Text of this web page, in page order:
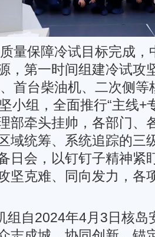
量保障冷试目标完成
，第一时间组建冷试攻
首台柴油机、二次侧等
小组，全面推行“主线+
部牵头挂帅，各部门、
域统筹、系统追踪的三
日会，以钉钉子精神紧
坚克难、同向发力，各
组自2024年4月3日核岛